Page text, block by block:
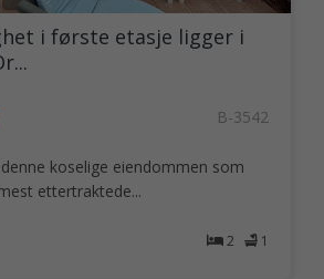
i første etasje ligger i
B-3542
koselige eiendommen som
ettertraktede...
2 1